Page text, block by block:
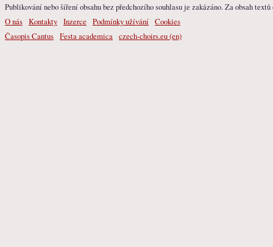
Publikování nebo šíření obsahu bez předchozího souhlasu je zakázáno. Za obsah
O nás Kontakty Inzerce Podmínky užívání Cookies
Časopis Cantus Festa academica czech-choirs.eu (en)